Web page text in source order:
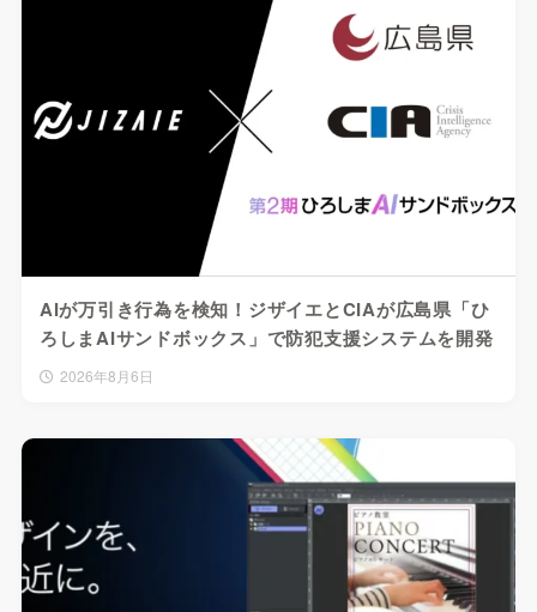
AIが万引き行為を検知！ジザイエとCIAが広島県「ひ
ろしまAIサンドボックス」で防犯支援システムを開発
2026年8月6日